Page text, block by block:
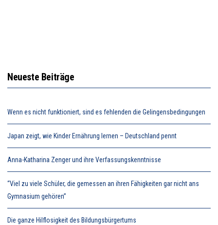
Neueste Beiträge
Wenn es nicht funktioniert, sind es fehlenden die Gelingensbedingungen
Japan zeigt, wie Kinder Ernährung lernen – Deutschland pennt
Anna-Katharina Zenger und ihre Verfassungskenntnisse
“Viel zu viele Schüler, die gemessen an ihren Fähigkeiten gar nicht ans
Gymnasium gehören”
Die ganze Hilflosigkeit des Bildungsbürgertums